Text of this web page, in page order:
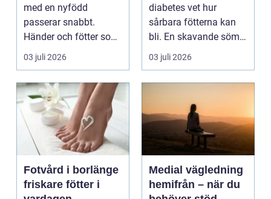
med en nyfödd
passerar snabbt.
Händer och fötter som
är mindre än någon
kunnat f...
03 juli 2026
diabetes vet hur
sårbara fötterna kan
bli. En skavande söm,
en hård resår eller ...
03 juli 2026
Fotvård i borlänge
friskare fötter i
Medial vägledning
hemifrån – när du